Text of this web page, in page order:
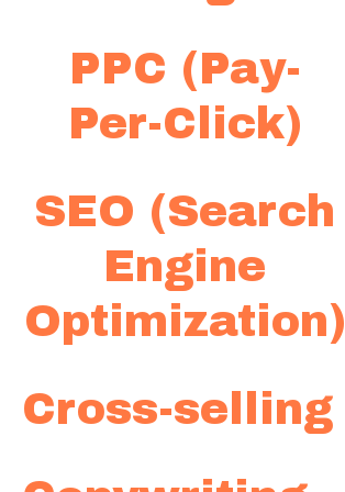
PPC (Pay-
Per-Click)
SEO (Search
Engine
Optimization)
Cross-selling